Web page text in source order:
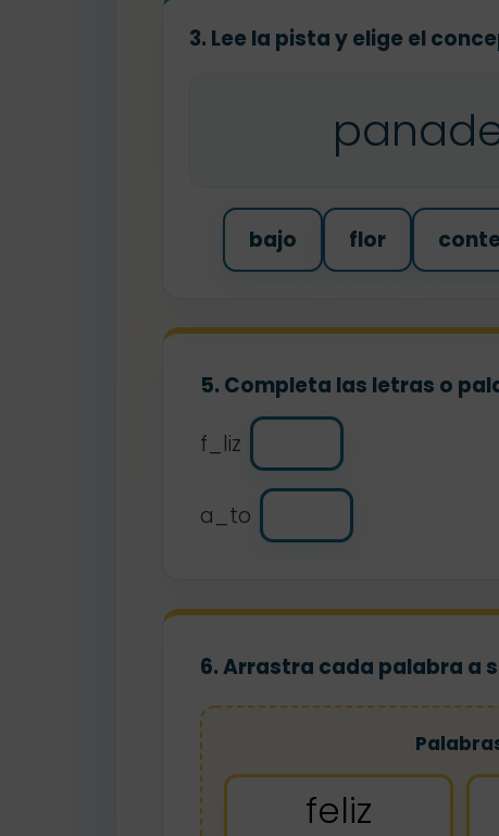
3. Lee la pista y elige el
bajo flor
5. Completa las letras o
f_liz
a_to
6. Arrastra cada palabra a
feliz